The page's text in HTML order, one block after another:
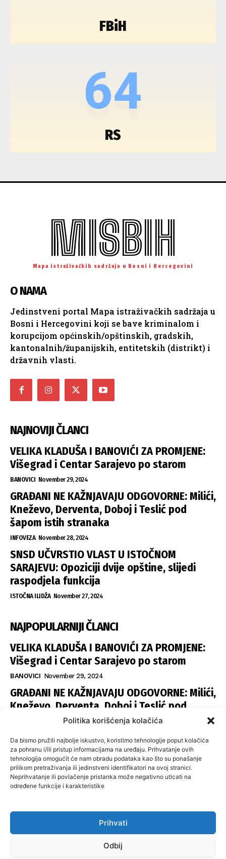
Politika korišćenja kolačića
Da bismo pružili najbolje iskustvo, koristimo tehnologije poput kolačića
za pohranu i/ili pristup informacijama na uređaju. Prihvatanje ovih
tehnologija omogućit će nam obradu podataka kao što su ponašanje
prilikom pretraživanja ili jedinstveni identifikatori na ovoj stranici.
Neprihvatanje ili povlačenje pristanka može negativno uticati na
određene funkcije i karakteristike
Prihvati
Odbij
FBiH
64
RS
MISBIH
Mapa istraživačkih sadržaja u Bosni i Hercegovini
O NAMA
Jedinstveni portal Mapa istraživačkih sadržaja u
Bosni i Hercegovini koji se bave kriminalom i
korupcijom općinskih/opštinskih, gradskih,
kantonalnih/županijskih, entitetskih (distrikt) i
državnih vlasti.
NAJNOVIJI ČLANCI
VELIKA KLADUŠA I BANOVIĆI ZA PROMJENE:
Višegrad i Centar Sarajevo po starom
BANOVICI November 29, 2024
GRAĐANI NE KAŽNJAVAJU ODGOVORNE: Milići,
Kneževo, Derventa, Doboj i Teslić pod
šapom istih stranaka
INFOVEZA November 28, 2024
SNSD UČVRSTIO VLAST U ISTOČNOM
SARAJEVU: Opoziciji dvije opštine, slijedi
raspodjela funkcija
ISTOČNA ILIDŽA November 27, 2024
NAJPOPULARNIJI ČLANCI
VELIKA KLADUŠA I BANOVIĆI ZA PROMJENE:
Višegrad i Centar Sarajevo po starom
BANOVICI November 29, 2024
GRAĐANI NE KAŽNJAVAJU ODGOVORNE: Milići,
Kneževo, Derventa, Doboj i Teslić pod
šapom istih stranaka
SNSD UČVRSTIO VLAST U ISTOČNOM
SARAJEVU: Opoziciji dvije opštine, slijedi
raspodjela funkcija
Politika privatnosti